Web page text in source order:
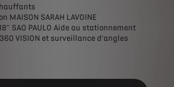
MAISON SARAH LAVOINE
SAO PAULO Aide au stationnement
VISION et surveillance d'angles